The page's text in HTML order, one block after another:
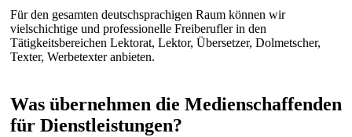
Für den gesamten deutschsprachigen Raum können wir
vielschichtige und professionelle Freiberufler in den
Tätigkeitsbereichen Lektorat, Lektor, Übersetzer, Dolmetscher,
Texter, Werbetexter anbieten.
Was übernehmen die Medienschaffenden
für Dienstleistungen?